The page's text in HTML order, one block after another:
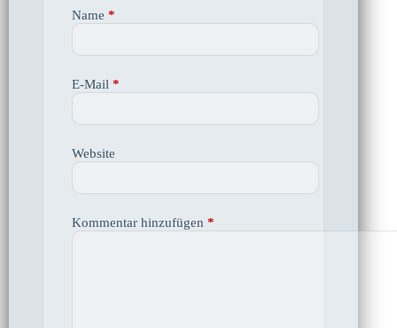
Name *
E-Mail *
Website
Kommentar hinzufügen *